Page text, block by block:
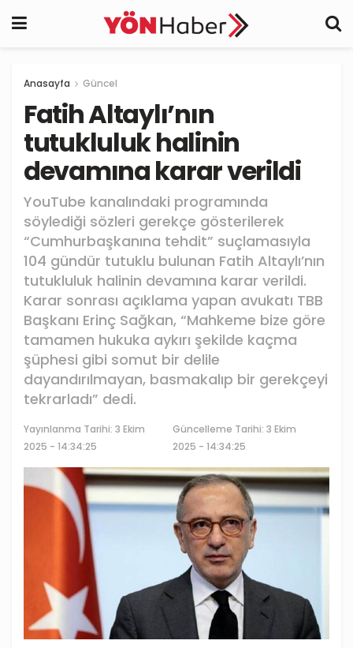
Anasayfa Güncel
Fatih Altaylı’nın
tutukluluk halinin
devamına karar verildi
YouTube kanalındaki programında
söylediği sözleri gerekçe gösterilerek
“Cumhurbaşkanına tehdit” suçlamasıyla
104 gündür tutuklu bulunan Fatih Altaylı’nın
tutukluluk halinin devamına karar verildi.
Karar sonrası açıklama yapan avukatı TBB
Başkanı Erinç Sağkan, “Mahkeme bize göre
tamamen hukuka aykırı şekilde kaçma
şüphesi gibi somut bir delile
dayandırılmayan, basmakalıp bir gerekçeyi
tekrarladı” dedi.
Yayınlanma Tarihi: 3 Ekim
2025 - 14:34:25
Güncelleme Tarihi: 3 Ekim
2025 - 14:34:25